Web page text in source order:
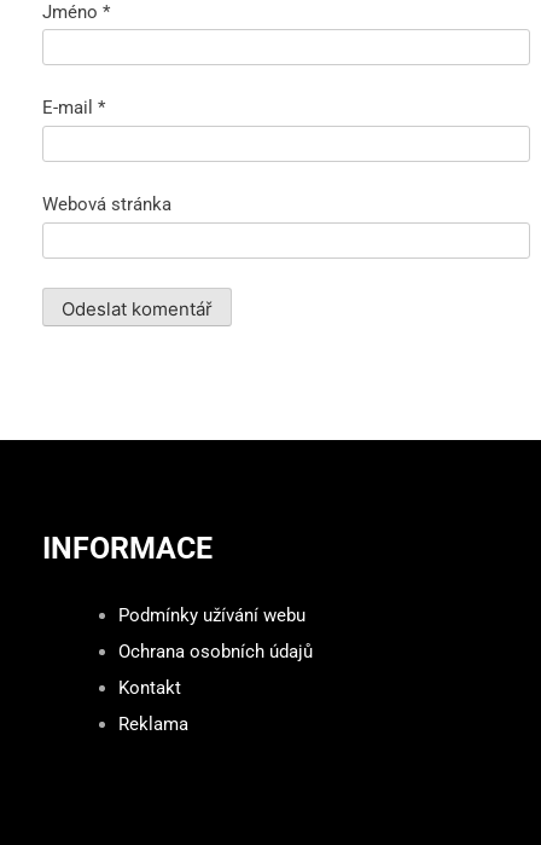
Jméno *
E-mail *
Webová stránka
INFORMACE
Podmínky užívání webu
Ochrana osobních údajů
Kontakt
Reklama